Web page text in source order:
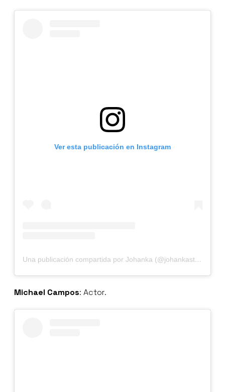
Ver esta publicación en Instagram
Una publicación compartida por Johanka (@johankastephann)
Michael Campos: Actor.